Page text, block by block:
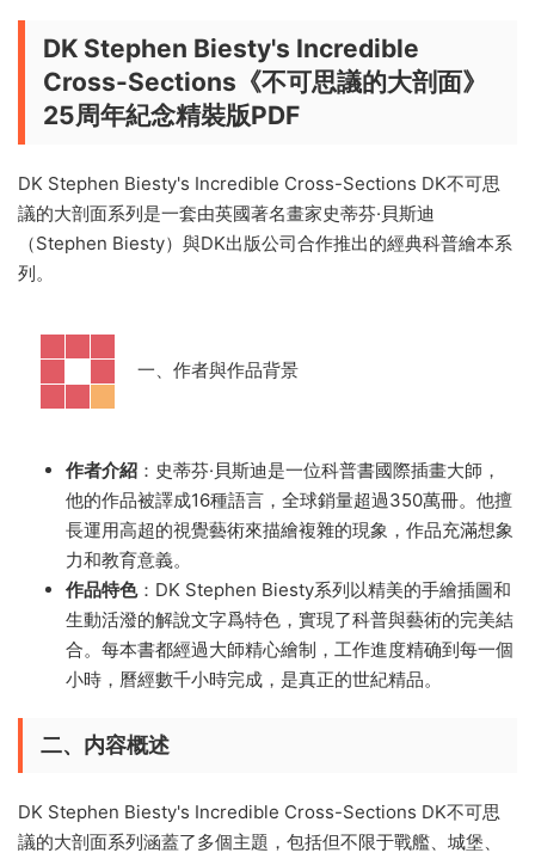
DK Stephen Biesty's Incredible
Cross-Sections《不可思議的大剖面》
25周年紀念精裝版PDF
DK Stephen Biesty's Incredible Cross-Sections DK不可思
議的大剖面系列是一套由英國著名畫家史蒂芬·貝斯迪
（Stephen Biesty）與DK出版公司合作推出的經典科普繪本系
列。
一、作者與作品背景
作者介紹 ：史蒂芬·貝斯迪是一位科普書國際插畫大師，
他的作品被譯成16種語言，全球銷量超過350萬冊。他擅
長運用高超的視覺藝術來描繪複雜的現象，作品充滿想象
力和教育意義。
作品特色：DK Stephen Biesty系列以精美的手繪插圖和
生動活潑的解說文字爲特色，實現了科普與藝術的完美結
合。每本書都經過大師精心繪制，工作進度精确到每一個
小時，曆經數千小時完成，是真正的世紀精品。
二、内容概述
DK Stephen Biesty's Incredible Cross-Sections DK不可思
議的大剖面系列涵蓋了多個主題，包括但不限于戰艦、城堡、